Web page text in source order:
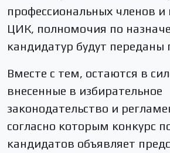
профессиональных членов и
ЦИК, полномочия по
кандидатур будут переданы
Вместе с тем, остаются в
внесенные в избирательное
законодательство и
согласно которым конкурс
кандидатов объявляет